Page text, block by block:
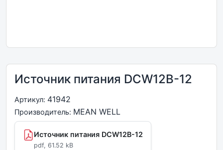
Источник питания DCW12B-12
Артикул: 41942
Производитель: MEAN WELL
Источник питания DCW12B-12
pdf, 61.52 kB